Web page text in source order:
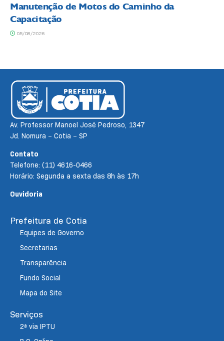
Manutenção de Motos do Caminho da
Capacitação
05/08/2026
Av. Professor Manoel José Pedroso, 1347
Jd. Nomura – Cotia – SP
Contato
Telefone: (11) 4616-0466
Horário: Segunda a sexta das 8h às 17h
Ouvidoria
Prefeitura de Cotia
Equipes de Governo
Secretarias
Transparência
Fundo Social
Mapa do Site
Serviços
2ª via IPTU